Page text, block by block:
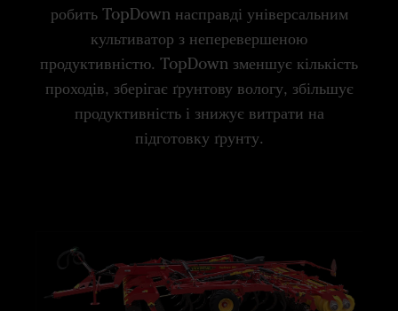
робить TopDown насправді універсальним
культиватор з неперевершеною
продуктивністю. TopDown зменшує кількість
проходів, зберігає ґрунтову вологу, збільшує
продуктивність і знижує витрати на
підготовку ґрунту.